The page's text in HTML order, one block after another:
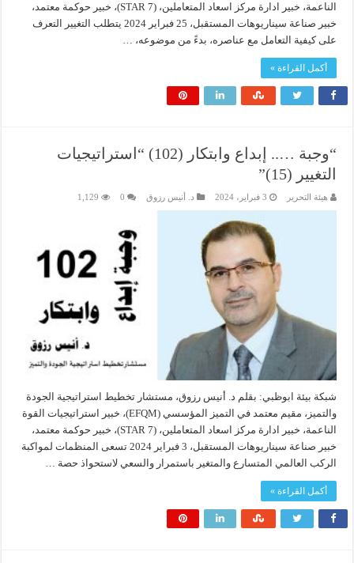
الناعمة، خبير ادارة مركز اسعاد المتعاملين، (7 STAR)، خبير حوكمة معتمد،
خبير صناعة سيناريوهات المستقبل، 25 فبراير 2024 يتطلب التغيير التعرف
على كيفية التعامل مع عناصره، بدءً من موضوعه، …
أكمل القراءة »
“وجبة ….. إبداع وابتكار (102) “استراتيجيات
التغيير (15)”
هيئة التحرير 3 فبراير، 2024 د. أنيس رزوق 0
1,129
شبكة بيئة ابوظبي: بقلم د. أنيس رزوق، مستشار تخطيط استراتيجية الجودة
والتميز، مقيم معتمد في التميز المؤسسي (EFQM)، خبير استراتيجيات القوة
الناعمة، خبير ادارة مركز اسعاد المتعاملين، (7 STAR)، خبير حوكمة معتمد،
خبير صناعة سيناريوهات المستقبل، 3 فبراير 2024 تسعى المنظمات لمواكبة
الركب العالمي المتسارع والمتغير باستمرار والسعي لاستحواذ حصة …
أكمل القراءة »